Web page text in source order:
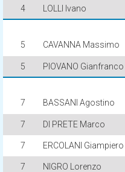
4 LOLLI Ivano
5 CAVANNA Massimo
5 PIOVANO Gianfranco
7 BASSANI Agostino
7 DI PRETE Marco
7 ERCOLANI Giampiero
7 NIGRO Lorenzo